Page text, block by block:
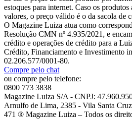
estoques para internet. Caso os
valores, o preço válido é o da sacola de
O Magazine Luiza atua como
Resolução CMN nº 4.935/2021, e
crédito e operações de crédito para a
Crédito, Financiamento e Investimento
02.206.577/0001-80.
Compre pelo chat
ou compre pelo telefone:
0800 773 3838
Magazine Luiza S/A - CNPJ:
Arnulfo de Lima, 2385 - Vila Santa
471 ® Magazine Luiza – Todos os